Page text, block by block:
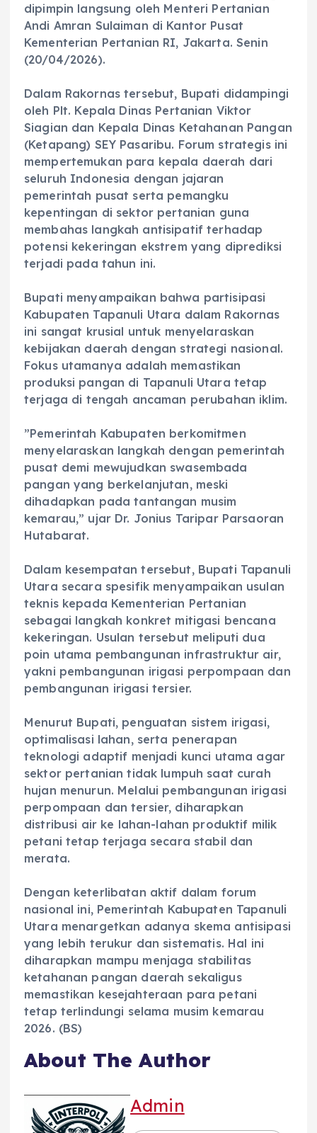
dipimpin langsung oleh Menteri Pertanian
Andi Amran Sulaiman di Kantor Pusat
Kementerian Pertanian RI, Jakarta. Senin
(20/04/2026).
‎Dalam Rakornas tersebut, Bupati didampingi
oleh Plt. Kepala Dinas Pertanian Viktor
Siagian dan Kepala Dinas Ketahanan Pangan
(Ketapang) SEY Pasaribu. Forum strategis ini
mempertemukan para kepala daerah dari
seluruh Indonesia dengan jajaran
pemerintah pusat serta pemangku
kepentingan di sektor pertanian guna
membahas langkah antisipatif terhadap
potensi kekeringan ekstrem yang diprediksi
terjadi pada tahun ini.
‎Bupati menyampaikan bahwa partisipasi
Kabupaten Tapanuli Utara dalam Rakornas
ini sangat krusial untuk menyelaraskan
kebijakan daerah dengan strategi nasional.
Fokus utamanya adalah memastikan
produksi pangan di Tapanuli Utara tetap
terjaga di tengah ancaman perubahan iklim.
‎”Pemerintah Kabupaten berkomitmen
menyelaraskan langkah dengan pemerintah
pusat demi mewujudkan swasembada
pangan yang berkelanjutan, meski
dihadapkan pada tantangan musim
kemarau,” ujar Dr. Jonius Taripar Parsaoran
Hutabarat.
‎Dalam kesempatan tersebut, Bupati Tapanuli
Utara secara spesifik menyampaikan usulan
teknis kepada Kementerian Pertanian
sebagai langkah konkret mitigasi bencana
kekeringan. Usulan tersebut meliputi dua
poin utama pembangunan infrastruktur air,
yakni pembangunan irigasi perpompaan dan
pembangunan irigasi tersier.
‎Menurut Bupati, penguatan sistem irigasi,
optimalisasi lahan, serta penerapan
teknologi adaptif menjadi kunci utama agar
sektor pertanian tidak lumpuh saat curah
hujan menurun. Melalui pembangunan irigasi
perpompaan dan tersier, diharapkan
distribusi air ke lahan-lahan produktif milik
petani tetap terjaga secara stabil dan
merata.
‎Dengan keterlibatan aktif dalam forum
nasional ini, Pemerintah Kabupaten Tapanuli
Utara menargetkan adanya skema antisipasi
yang lebih terukur dan sistematis. Hal ini
diharapkan mampu menjaga stabilitas
ketahanan pangan daerah sekaligus
memastikan kesejahteraan para petani
tetap terlindungi selama musim kemarau
2026. (BS)
About The Author
Admin